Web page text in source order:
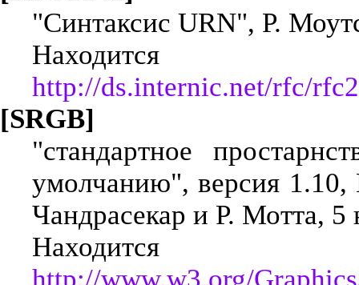
"Синтаксис URN", Р.
http://ds.internic.net/rfc/
[SRGB]
"стандартное
умолчанию", версия
Чандрасекар и Р. Мотта, 5
http://www.w3.org/